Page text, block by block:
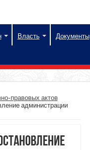
Власть Документы
правовых актов
администрации